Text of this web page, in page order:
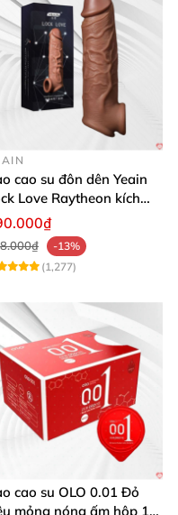
cao su đôn dên Yeain
Love Raytheon kích
cực mạnh
-13%
(1,277)
cao su OLO 0.01 Đỏ
mỏng nóng ấm hộp 10